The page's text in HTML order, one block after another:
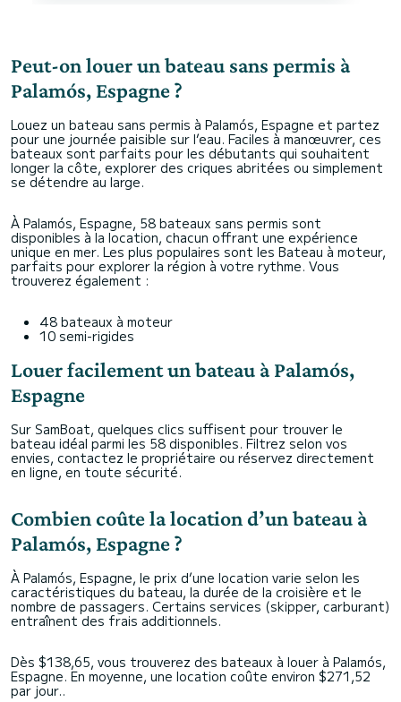
Peut-on louer un bateau sans permis à
Palamós, Espagne ?
Louez un bateau sans permis à Palamós, Espagne et partez
pour une journée paisible sur l’eau. Faciles à manœuvrer, ces
bateaux sont parfaits pour les débutants qui souhaitent
longer la côte, explorer des criques abritées ou simplement
se détendre au large.
À Palamós, Espagne, 58 bateaux sans permis sont
disponibles à la location, chacun offrant une expérience
unique en mer. Les plus populaires sont les Bateau à moteur,
parfaits pour explorer la région à votre rythme. Vous
trouverez également :
48 bateaux à moteur
10 semi-rigides
Louer facilement un bateau à Palamós,
Espagne
Sur SamBoat, quelques clics suffisent pour trouver le
bateau idéal parmi les 58 disponibles. Filtrez selon vos
envies, contactez le propriétaire ou réservez directement
en ligne, en toute sécurité.
Combien coûte la location d’un bateau à
Palamós, Espagne ?
À Palamós, Espagne, le prix d’une location varie selon les
caractéristiques du bateau, la durée de la croisière et le
nombre de passagers. Certains services (skipper, carburant)
entraînent des frais additionnels.
Dès $138,65, vous trouverez des bateaux à louer à Palamós,
Espagne. En moyenne, une location coûte environ $271,52
par jour..